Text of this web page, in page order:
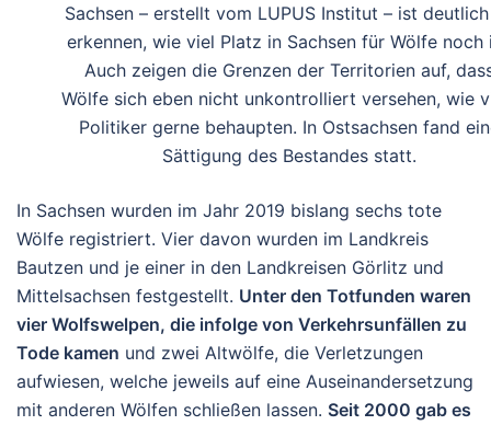
Sachsen – erstellt vom LUPUS Institut – ist
erkennen, wie viel Platz in Sachsen für Wölfe noch
Auch zeigen die Grenzen der Territorien auf,
Wölfe sich eben nicht unkontrolliert versehen, wie
Politiker gerne behaupten. In Ostsachsen fand
Sättigung des Bestandes statt.
In Sachsen wurden im Jahr 2019 bislang sechs tote
Wölfe registriert. Vier davon wurden im Landkreis
Bautzen und je einer in den Landkreisen Görlitz und
Mittelsachsen festgestellt. Unter den Totfunden waren
vier Wolfswelpen, die infolge von Verkehrsunfällen zu
Tode kamen und zwei Altwölfe, die Verletzungen
aufwiesen, welche jeweils auf eine Auseinandersetzung
mit anderen Wölfen schließen lassen. Seit 2000 gab es